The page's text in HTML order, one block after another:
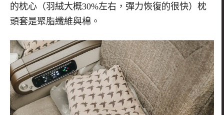
的枕心（羽絨大概30%左右，彈力恢復的很快）枕
頭套是聚脂纖維與棉。